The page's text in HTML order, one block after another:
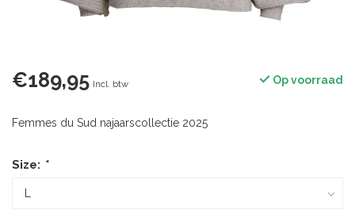
€189,95 Incl. btw Op voorraad
Femmes du Sud najaarscollectie 2025
Size: *